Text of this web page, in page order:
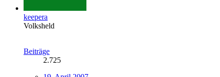
keepera
Volksheld
Beiträge
2.725